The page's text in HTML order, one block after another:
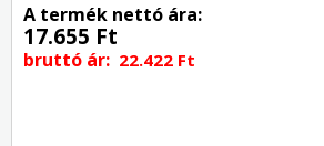
A termék nettó ára:
17.655 Ft
bruttó ár: 22.422 Ft